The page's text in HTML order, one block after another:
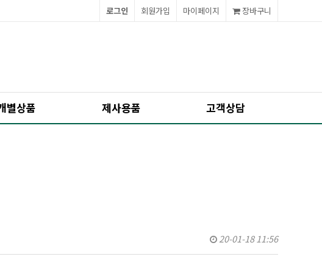
장바구니
마이페이지
회원가입
로그인
별상품 제사용품 고객상담
20-01-18 11:56